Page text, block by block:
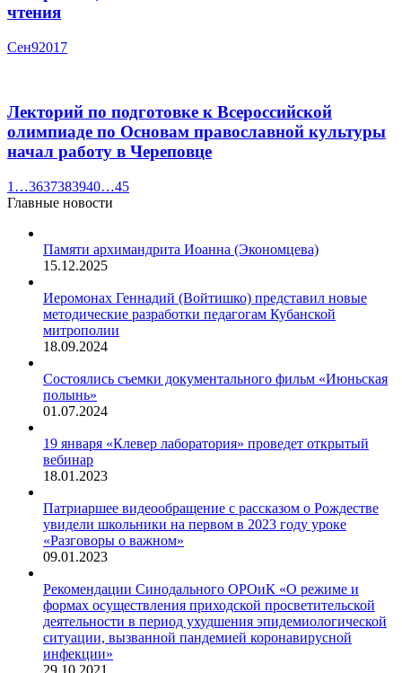
чтения
Сен92017
Лекторий по подготовке к Всероссийской
олимпиаде по Основам православной культуры
начал работу в Череповце
1 …3637383940…45
Главные новости
Памяти архимандрита Иоанна (Экономцева)
15.12.2025
Иеромонах Геннадий (Войтишко) представил новые
методические разработки педагогам Кубанской
митрополии
18.09.2024
Состоялись съемки документального фильм «Июньская
полынь»
01.07.2024
19 января «Клевер лаборатория» проведет открытый
вебинар
18.01.2023
Патриаршее видеообращение с рассказом о Рождестве
увидели школьники на первом в 2023 году уроке
«Разговоры о важном»
09.01.2023
Рекомендации Синодального ОРОиК «О режиме и
формах осуществления приходской просветительской
деятельности в период ухудшения эпидемиологической
ситуации, вызванной пандемией коронавирусной
инфекции»
29.10.2021